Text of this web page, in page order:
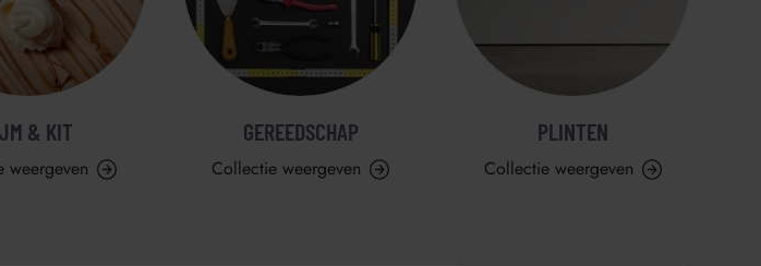
& KIT
weergeven
GEREEDSCHAP
Collectie weergeven
PLINTEN
Collectie weergeven